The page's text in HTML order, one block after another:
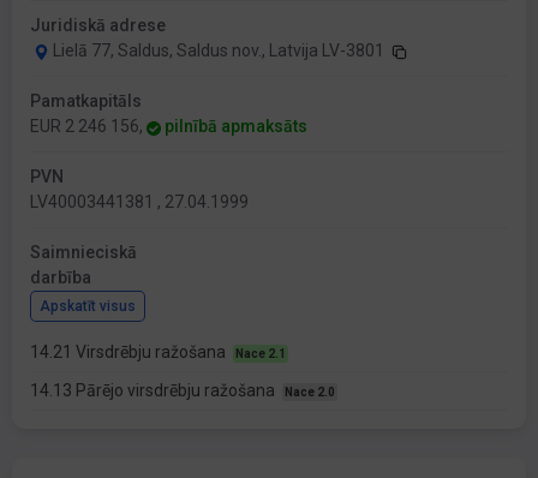
Juridiskā adrese
Lielā 77, Saldus, Saldus nov., Latvija LV-3801
Pamatkapitāls
EUR 2 246 156,
pilnībā apmaksāts
PVN
LV40003441381 , 27.04.1999
Saimnieciskā
darbība
Apskatīt visus
14.21 Virsdrēbju ražošana Nace 2.1
14.13 Pārējo virsdrēbju ražošana Nace 2.0